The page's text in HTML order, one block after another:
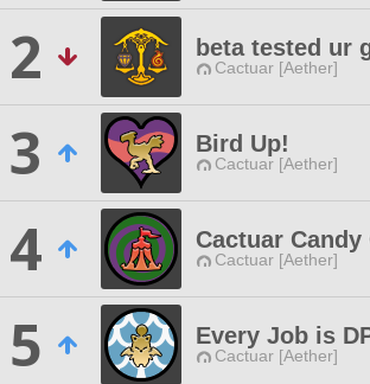
2
beta tested ur
Cactuar [Aether]
3
Bird Up!
Cactuar [Aether]
4
Cactuar Candy
Cactuar [Aether]
5
Every Job is
Cactuar [Aether]